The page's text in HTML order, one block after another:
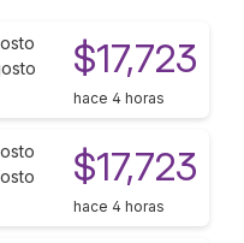
$17,723
hace 4 horas
$17,723
hace 4 horas